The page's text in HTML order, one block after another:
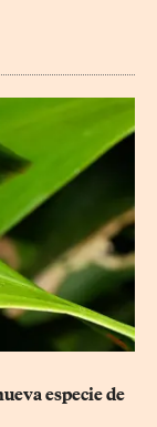
especie de